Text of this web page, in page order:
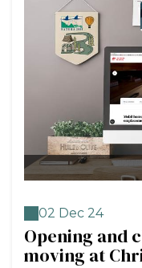
02 Dec 24
Opening and
moving at